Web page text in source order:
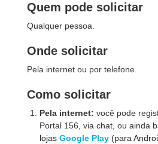
Quem pode solicitar
Qualquer pessoa.
Onde solicitar
Pela internet ou por telefone.
Como solicitar
Pela internet: você pode
Portal 156, via chat, ou ainda
lojasGoogle Play (para